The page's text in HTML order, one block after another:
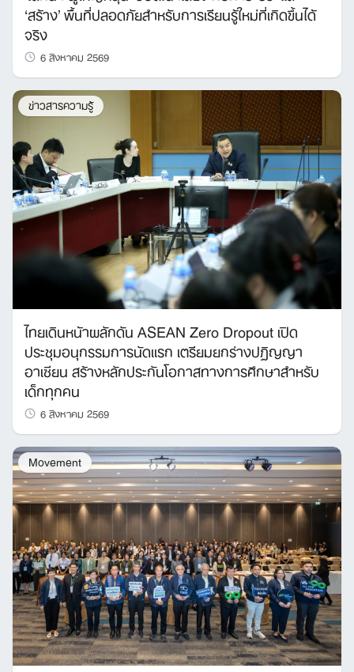
Search
for:
‘สร้าง’ พื้นที่ปลอดภัยสำหรับการเรียนรู้ใหม่ที่เกิดขึ้นได้
จริง
6 สิงหาคม 2569
ข่าวสารความรู้
ไทยเดินหน้าผลักดัน ASEAN Zero Dropout เปิด
ประชุมอนุกรรมการนัดแรก เตรียมยกร่างปฏิญญา
อาเซียน สร้างหลักประกันโอกาสทางการศึกษาสำหรับ
เด็กทุกคน
6 สิงหาคม 2569
Movement